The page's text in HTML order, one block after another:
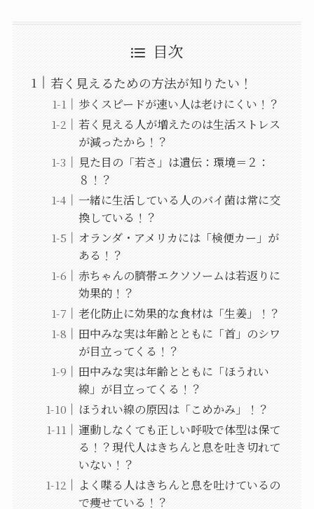
目次
若く見えるための方法が知りたい！
歩くスピードが速い人は老けにくい！？
若く見える人が増えたのは生活ストレス
が減ったから！？
見た目の「若さ」は遺伝：環境＝２：
８！？
一緒に生活している人のバイ菌は常に交
換している！？
オランダ・アメリカには「検便カー」が
ある！？
赤ちゃんの臍帯エクソソームは若返りに
効果的！？
老化防止に効果的な食材は「生姜」！？
田中みな実は年齢とともに「首」のシワ
が目立ってくる！？
田中みな実は年齢とともに「ほうれい
線」が目立ってくる！？
ほうれい線の原因は「こめかみ」！？
運動しなくても正しい呼吸で体型は保て
る！？現代人はきちんと息を吐き切れて
いない！？
よく喋る人はきちんと息を吐けているの
で痩せている！？